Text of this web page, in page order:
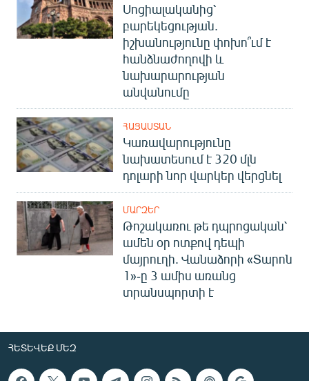
Սոցիալականից՝
բարեկեցության.
իշխանությունը փոխո՞ւմ է
հանձնաժողովի և
նախարարության
անվանումը
ՀԱՅԱՍՏԱՆ
Կառավարությունը
նախատեսում է 320 մլն
դոլարի նոր վարկեր վերցնել
ՄԱՐԶԵՐ
Թոշակառու թե դպրոցական՝
ամեն օր ոտքով դեպի
մայրուղի. Վանաձորի «Տարոն
1»-ը 3 ամիս առանց
տրանսպորտի է
ՀԵՏԵՎԵՔ ՄԵԶ